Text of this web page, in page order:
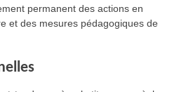
permanent des actions en
et des mesures pédagogiques de